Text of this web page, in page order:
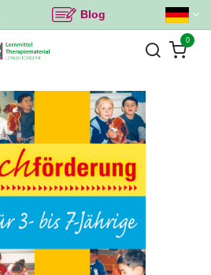
Blog
0